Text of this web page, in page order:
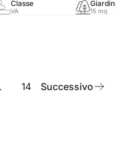
Classe
VA
Giardino
15 mq
14 Successivo